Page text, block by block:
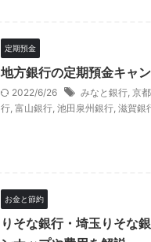
定期預金
地方銀行の定期預金キャ
2022/6/26 みなと銀行, 京
行, 富山銀行, 池田泉州銀行, 滋賀銀
お金と節約
りそな銀行・埼玉りそな